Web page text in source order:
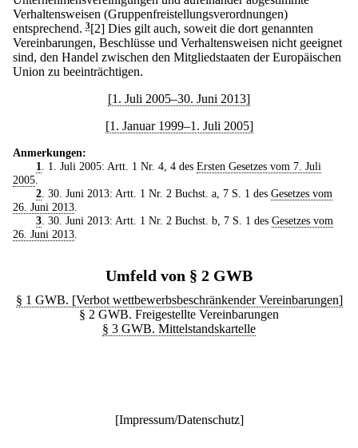
Verhaltensweisen (Gruppenfreistellungsverordnungen)
entsprechend. 3[2] Dies gilt auch, soweit die dort genannten
Vereinbarungen, Beschlüsse und Verhaltensweisen nicht geeignet
sind, den Handel zwischen den Mitgliedstaaten der Europäischen
Union zu beeinträchtigen.
[1. Juli 2005–30. Juni 2013]
[1. Januar 1999–1. Juli 2005]
Anmerkungen:
1
. 1. Juli 2005: Artt. 1 Nr. 4, 4 des Ersten Gesetzes vom 7. Juli
2005
2. 30. Juni 2013: Artt. 1 Nr. 2 Buchst. a, 7 S. 1 des Gesetzes vom
26. Juni 2013
3. 30. Juni 2013: Artt. 1 Nr. 2 Buchst. b, 7 S. 1 des Gesetzes vom
26. Juni 2013
Umfeld von § 2 GWB
§ 1 GWB. [Verbot wettbewerbsbeschränkender Vereinbarungen]
§ 2 GWB. Freigestellte Vereinbarungen
§ 3 GWB. Mittelstandskartelle
[Impressum/Datenschutz]